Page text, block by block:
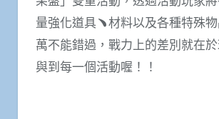
量強化道具﹅材料以及各種特殊
萬不能錯過，戰力上的差別就在
與到每一個活動喔！！